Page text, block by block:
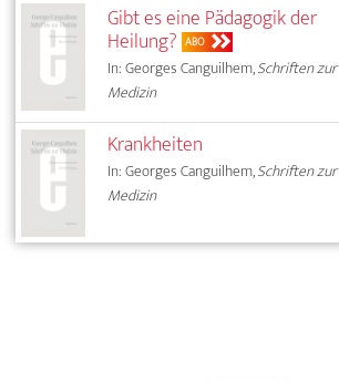
Gibt es eine Pädagogik der
Heilung? ABO
In: Georges Canguilhem,Schriften zur
Medizin
Krankheiten
In: Georges Canguilhem,Schriften zur
Medizin